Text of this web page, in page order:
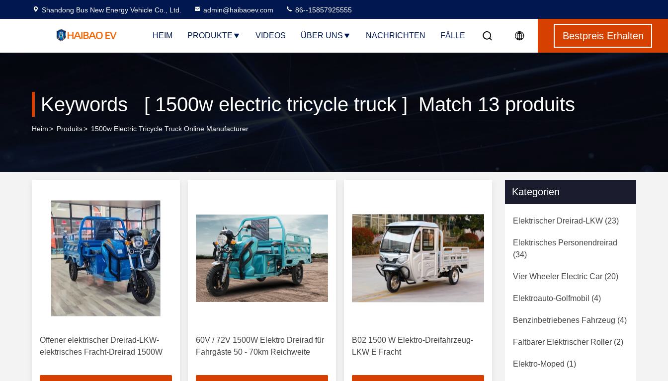
Shandong Bus New Energy Vehicle Co., Ltd. admin@haibaoev.com 86--15857925555
HEIM PRODUKTE VIDEOS ÜBER UNS NACHRICHTEN FÄLLE Bestpreis Erhalten
Keywords [ 1500w electric tricycle truck ] Match 13 produits
Heim> Produits> 1500w Electric Tricycle Truck Online Manufacturer
Offener elektrischer Dreirad-LKW-
elektrisches Fracht-Dreirad 1500W
60V / 72V 1500W Elektro Dreirad für
Fahrgäste 50 - 70km Reichweite
B02 1500 W Elektro-Dreifahrzeug-
LKW E Fracht
Kategorien
Elektrischer Dreirad-LKW (23)
Elektrisches Personendreirad
(34)
Vier Wheeler Electric Car (20)
Elektroauto-Golfmobil (4)
Benzinbetriebenes Fahrzeug (4)
Faltbarer Elektrischer Roller (2)
Elektro-Moped (1)